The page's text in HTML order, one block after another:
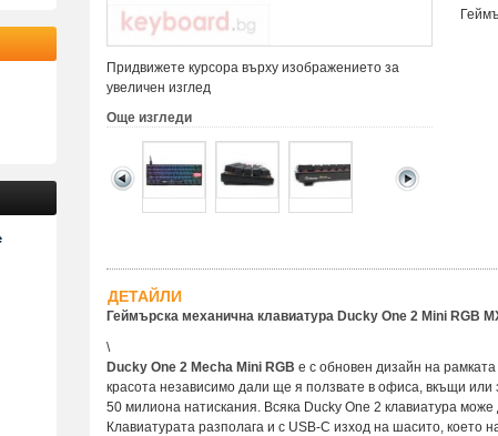
Придвижете курсора върху изображението за
увеличен изглед
Още изгледи
ДЕТАЙЛИ
Геймърска механична клавиатура Ducky One 2 Mini RGB
\
Ducky One 2 Mecha Mini RGB е с обновен дизайн на
красота независимо дали ще я ползвате в офиса, вкъщи или
50 милиона натискания. Всяка Ducky One 2 клавиатура
Клавиатурата разполага и с USB-C изход на шасито,